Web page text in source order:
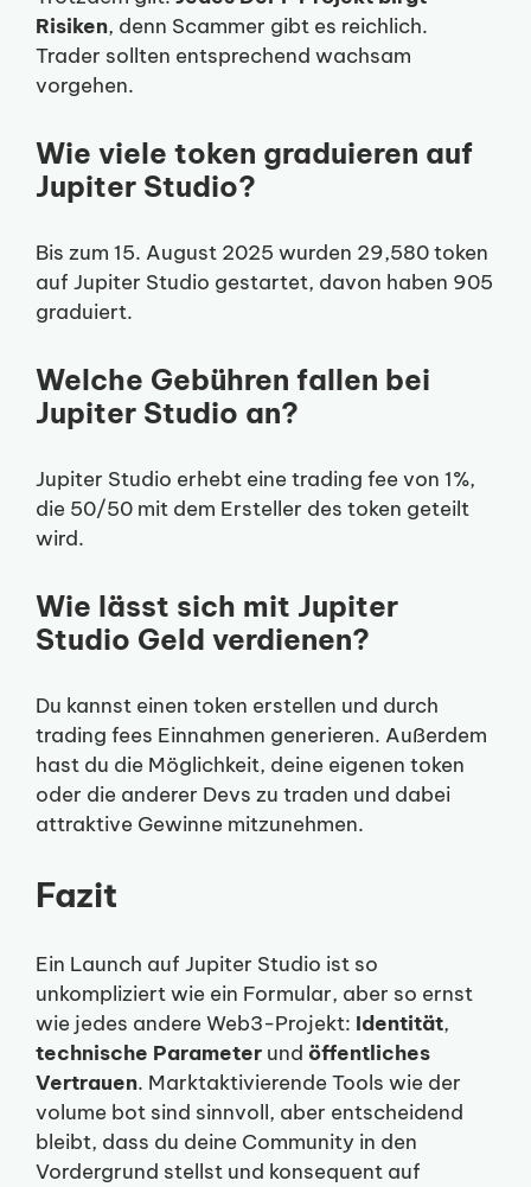
Risiken, denn Scammer gibt es reichlich.
Trader sollten entsprechend wachsam
vorgehen.
Wie viele token graduieren auf
Jupiter Studio?
Bis zum 15. August 2025 wurden 29,580 token
auf Jupiter Studio gestartet, davon haben 905
graduiert.
Welche Gebühren fallen bei
Jupiter Studio an?
Jupiter Studio erhebt eine trading fee von 1%,
die 50/50 mit dem Ersteller des token geteilt
wird.
Wie lässt sich mit Jupiter
Studio Geld verdienen?
Du kannst einen token erstellen und durch
trading fees Einnahmen generieren. Außerdem
hast du die Möglichkeit, deine eigenen token
oder die anderer Devs zu traden und dabei
attraktive Gewinne mitzunehmen.
Fazit
Ein Launch auf Jupiter Studio ist so
unkompliziert wie ein Formular, aber so ernst
wie jedes andere Web3-Projekt: Identität,
technische Parameter und öffentliches
Vertrauen. Marktaktivierende Tools wie der
volume bot sind sinnvoll, aber entscheidend
bleibt, dass du deine Community in den
Vordergrund stellst und konsequent auf